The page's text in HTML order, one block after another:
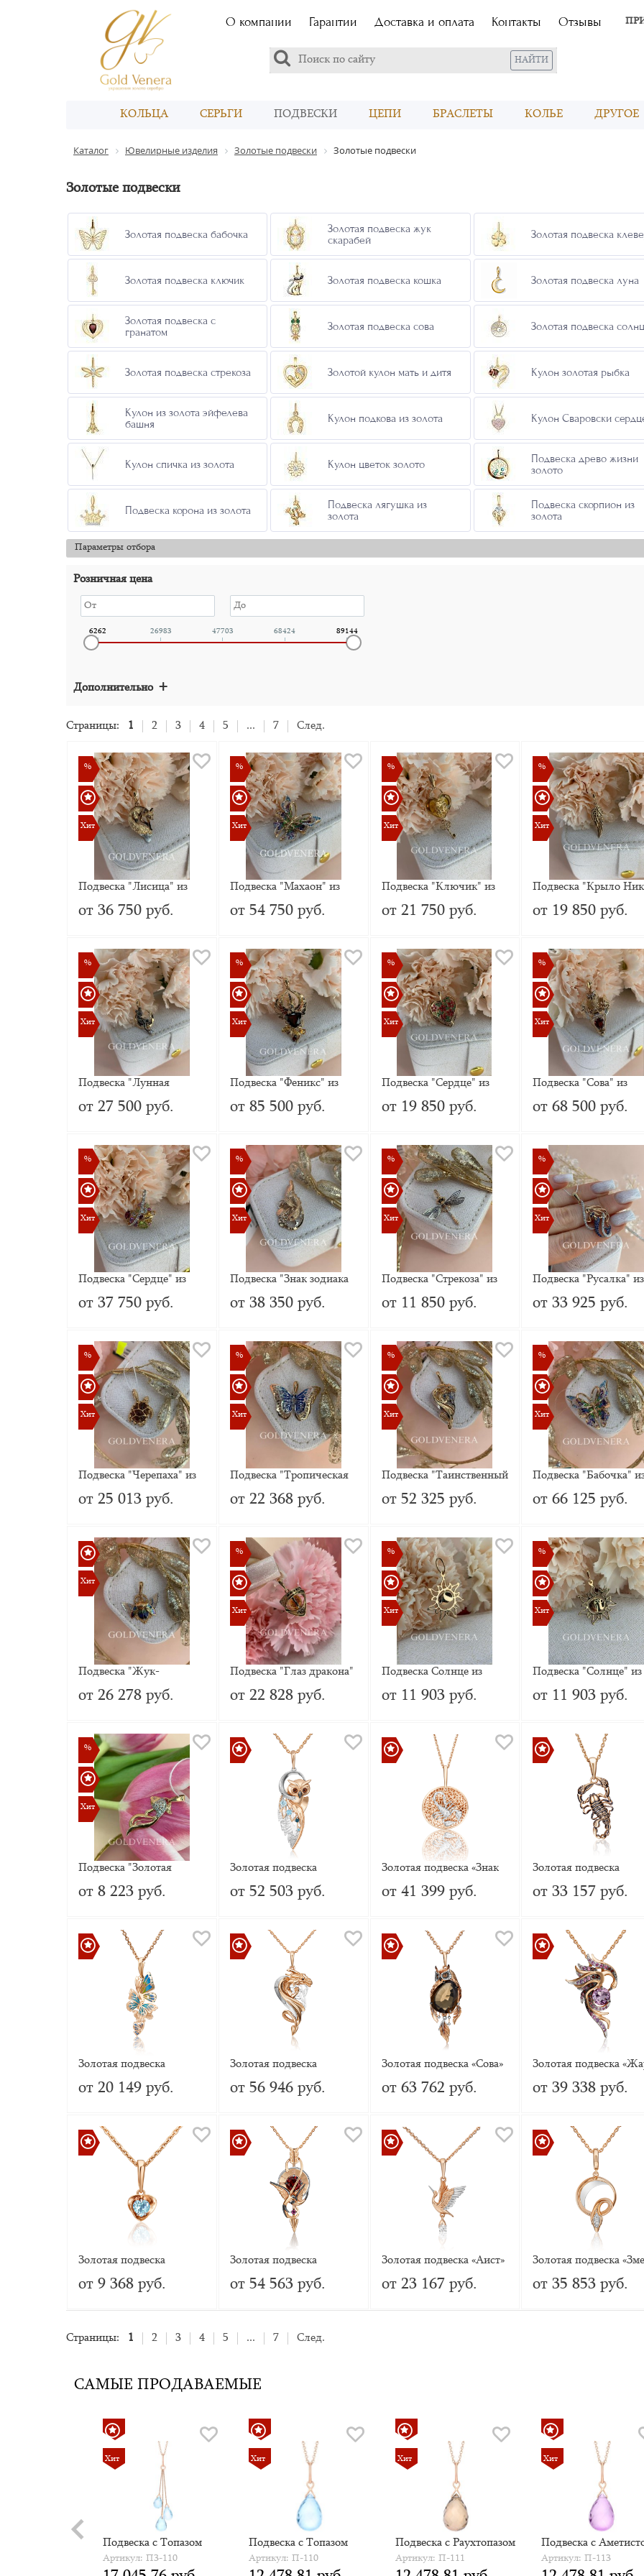
О компании Гарантии Доставка и оплата Контакты Отзывы
КОЛЬЦА СЕРЬГИ ПОДВЕСКИ ЦЕПИ БРАСЛЕТЫ КОЛЬЕ ДРУГОЕ
Каталог Ювелирные изделия Золотые подвески Золотые подвески
Золотые подвески
Золотая подвеска бабочка
Золотая подвеска жук
скарабей
Золотая подвеска
Золотая подвеска ключик Золотая подвеска кошка Золотая подвеска луна
Золотая подвеска с
гранатом
Золотая подвеска сова Золотая подвеска
Золотая подвеска стрекоза Золотой кулон мать и дитя Кулон золотая рыбка
Кулон из золота эйфелева
башня
Кулон подкова из золота Кулон Сваровски
Кулон спичка из золота Кулон цветок золото
Подвеска древо жизни
золото
Подвеска корона из золота
Подвеска лягушка из
золота
Подвеска скорпион из
золота
Параметры отбора
Розничная цена
6262 26983 47703 68424 89144
Дополнительно +
Страницы: 1 2 3 4 5 ... 7 След.
%
Хит
%
Хит
Подвеска "Лисица" из
красного золота
от 36 750 руб.
%
Хит
%
Хит
Подвеска "Махаон" из
красного золота с
миксом камней и эмалью
от 54 750 руб.
%
Хит
%
Хит
Подвеска "Ключик" из
красного золота с
янтарём
от 21 750 руб.
%
Хит
%
Хит
Подвеска "Крыло
из красного золота
от 19 850 руб.
%
Хит
%
Хит
Подвеска "Лунная
кошка" из красного
золота с Фианитом
от 27 500 руб.
%
Хит
%
Хит
Подвеска "Феникс" из
красного золота с
гранатами, цитринами и
от 85 500 руб.
%
Хит
%
Хит
Подвеска "Сердце" из
красного золота с
Эмалью
от 19 850 руб.
%
Хит
%
Хит
Подвеска "Сова" из
красного золота с
гранатом и эмалью
от 68 500 руб.
%
Хит
%
Хит
Подвеска "Сердце" из
красного золота 585
пробы с Миксом
от 37 750 руб.
%
Хит
%
Хит
Подвеска "Знак зодиака
Рыбы" из красного
золота
от 38 350 руб.
%
Хит
%
Хит
Подвеска "Стрекоза" из
комбинированного
золота с фианитами
от 11 850 руб.
%
Хит
%
Хит
Подвеска "Русалка" из
красного золота
от 33 925 руб.
%
Хит
%
Хит
Подвеска "Черепаха" из
красного золота с
Янтарем
от 25 013 руб.
%
Хит
%
Хит
Подвеска "Тропическая
красавица" из красного
золота с эмалью
от 22 368 руб.
%
Хит
%
Хит
Подвеска "Таинственный
дракон" из
комбинированного
от 52 325 руб.
%
Хит
%
Хит
Подвеска "Бабочка"
красного золота с
эмалью
от 66 125 руб.
Хит
Хит
Подвеска "Жук-
скоробей" из красного
золота с эмалью
от 26 278 руб.
%
Хит
%
Хит
Подвеска "Глаз дракона"
из красного золота
от 22 828 руб.
%
Хит
%
Хит
Подвеска Солнце из
красного золота без
вставок
от 11 903 руб.
%
Хит
%
Хит
Подвеска "Солнце" из
красного золота 585
пробы без вставок
от 11 903 руб.
%
Хит
%
Хит
Подвеска "Золотая
рыбка" из красного
золота 585 пробы с
от 8 223 руб.
Золотая подвеска
«Загадочность» с
топазами, натуральными
от 52 503 руб.
Золотая подвеска «Знак
зодиака Скорпион»
от 41 399 руб.
Золотая подвеска
«Скорпион» с эмалью
от 33 157 руб.
Золотая подвеска
«Бабочки» с эмалью
от 20 149 руб.
Золотая подвеска
«Таинственный дракон»
(пожелание здоровья)
от 56 946 руб.
Золотая подвеска «Сова»
с кварцем дымчатым и
эмалью
от 63 762 руб.
Золотая подвеска
птица» с аметистами и
гранатами
от 39 338 руб.
Золотая подвеска
«Сердце» с топазом
от 9 368 руб.
Золотая подвеска
«Обгоняя время»
(пожелание удачи) с
гранатами
от 54 563 руб.
Золотая подвеска «Аист»
с фианитом
от 23 167 руб.
Золотая подвеска
Безграничность
возможностей» с
бриллиантами
от 35 853 руб.
Страницы: 1 2 3 4 5 ... 7 След.
САМЫЕ ПРОДАВАЕМЫЕ
Хит
Подвеска с Топазом
Артикул: П3-110
Хит
Подвеска с Топазом
Артикул: П-110
Хит
Подвеска с Раухтопазом
Артикул: П-111
Хит
Подвеска с
Артикул: П-113